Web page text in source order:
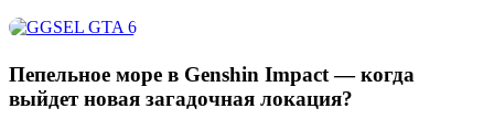
Пепельное море в Genshin Impact — когда
выйдет новая загадочная локация?